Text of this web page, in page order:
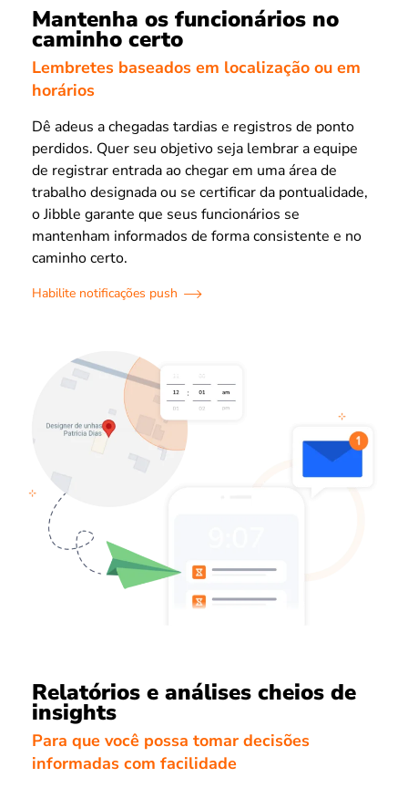
Mantenha os funcionários no
caminho certo
Lembretes baseados em localização ou em
horários
Dê adeus a chegadas tardias e registros de ponto
perdidos. Quer seu objetivo seja lembrar a equipe
de registrar entrada ao chegar em uma área de
trabalho designada ou se certificar da pontualidade,
o Jibble garante que seus funcionários se
mantenham informados de forma consistente e no
caminho certo.
Habilite notificações push
Relatórios e análises cheios de
insights
Para que você possa tomar decisões
informadas com facilidade